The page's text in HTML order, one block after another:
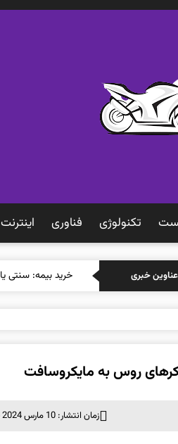
تکنولوژی فناوری اينترنت
عناوین خبری خرید بیمه: سن
روس به مایکروسافت
زمان انتشار: 10 مارس 2024 ساعت 15:29